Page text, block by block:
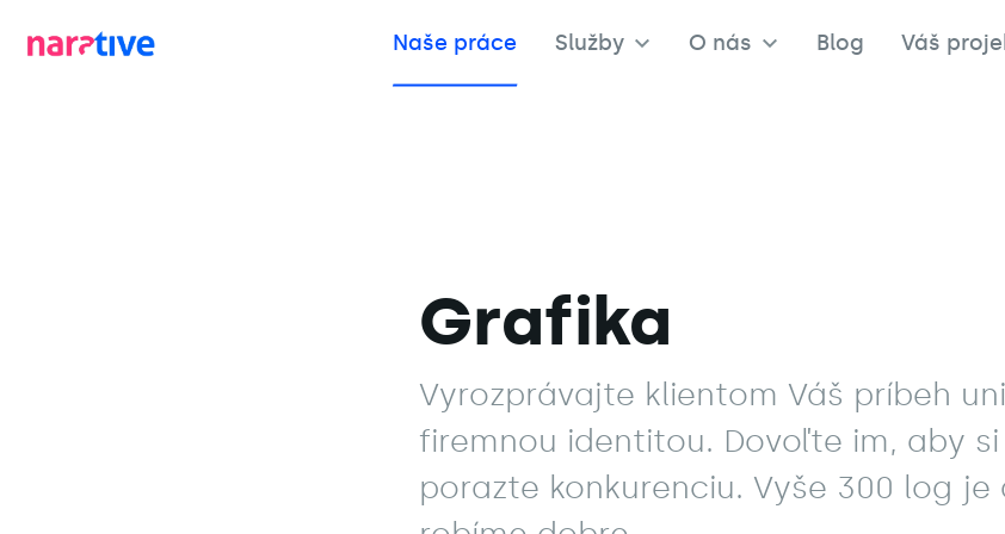
Služby
Naše práce O nás Blog Váš
Grafika
Vyrozprávajte klientom Váš príbeh
firemnou identitou. Dovoľte im, aby
porazte konkurenciu. Vyše 300 log